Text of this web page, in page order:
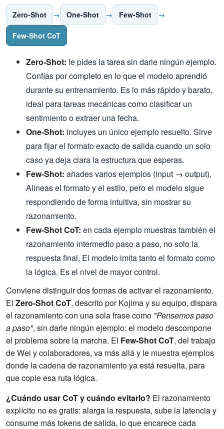
Zero-Shot → One-Shot → Few-Shot →
Few-Shot CoT
Zero-Shot: le pides la tarea sin darle ningún ejemplo.
Confías por completo en lo que el modelo aprendió
durante su entrenamiento. Es lo más rápido y barato,
ideal para tareas mecánicas como clasificar un
sentimiento o extraer una fecha.
One-Shot: incluyes un único ejemplo resuelto. Sirve
para fijar el formato exacto de salida cuando un solo
caso ya deja clara la estructura que esperas.
Few-Shot: añades varios ejemplos (input → output).
Alineas el formato y el estilo, pero el modelo sigue
respondiendo de forma intuitiva, sin mostrar su
razonamiento.
Few-Shot CoT: en cada ejemplo muestras también el
razonamiento intermedio paso a paso, no solo la
respuesta final. El modelo imita tanto el formato como
la lógica. Es el nivel de mayor control.
Conviene distinguir dos formas de activar el razonamiento.
El Zero-Shot CoT, descrito por Kojima y su equipo, dispara
el razonamiento con una sola frase como "Pensemos paso
a paso", sin darle ningún ejemplo: el modelo descompone
el problema sobre la marcha. El Few-Shot CoT, del trabajo
de Wei y colaboradores, va más allá y le muestra ejemplos
donde la cadena de razonamiento ya está resuelta, para
que copie esa ruta lógica.
¿Cuándo usar CoT y cuándo evitarlo? El razonamiento
explícito no es gratis: alarga la respuesta, sube la latencia y
consume más tokens de salida, lo que encarece cada